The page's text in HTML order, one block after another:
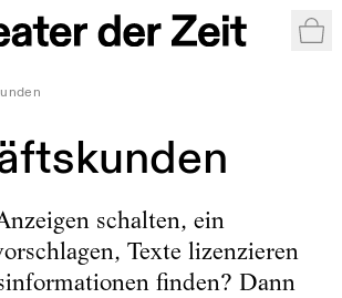
schalten, ein
Texte lizenzieren
finden? Dann